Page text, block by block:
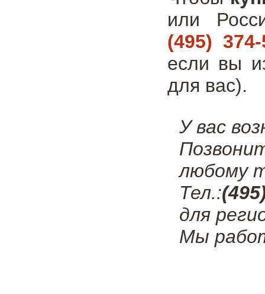
или
(495) 374-
если вы
для вас).
У вас
любому
Тел.:
для
Мы